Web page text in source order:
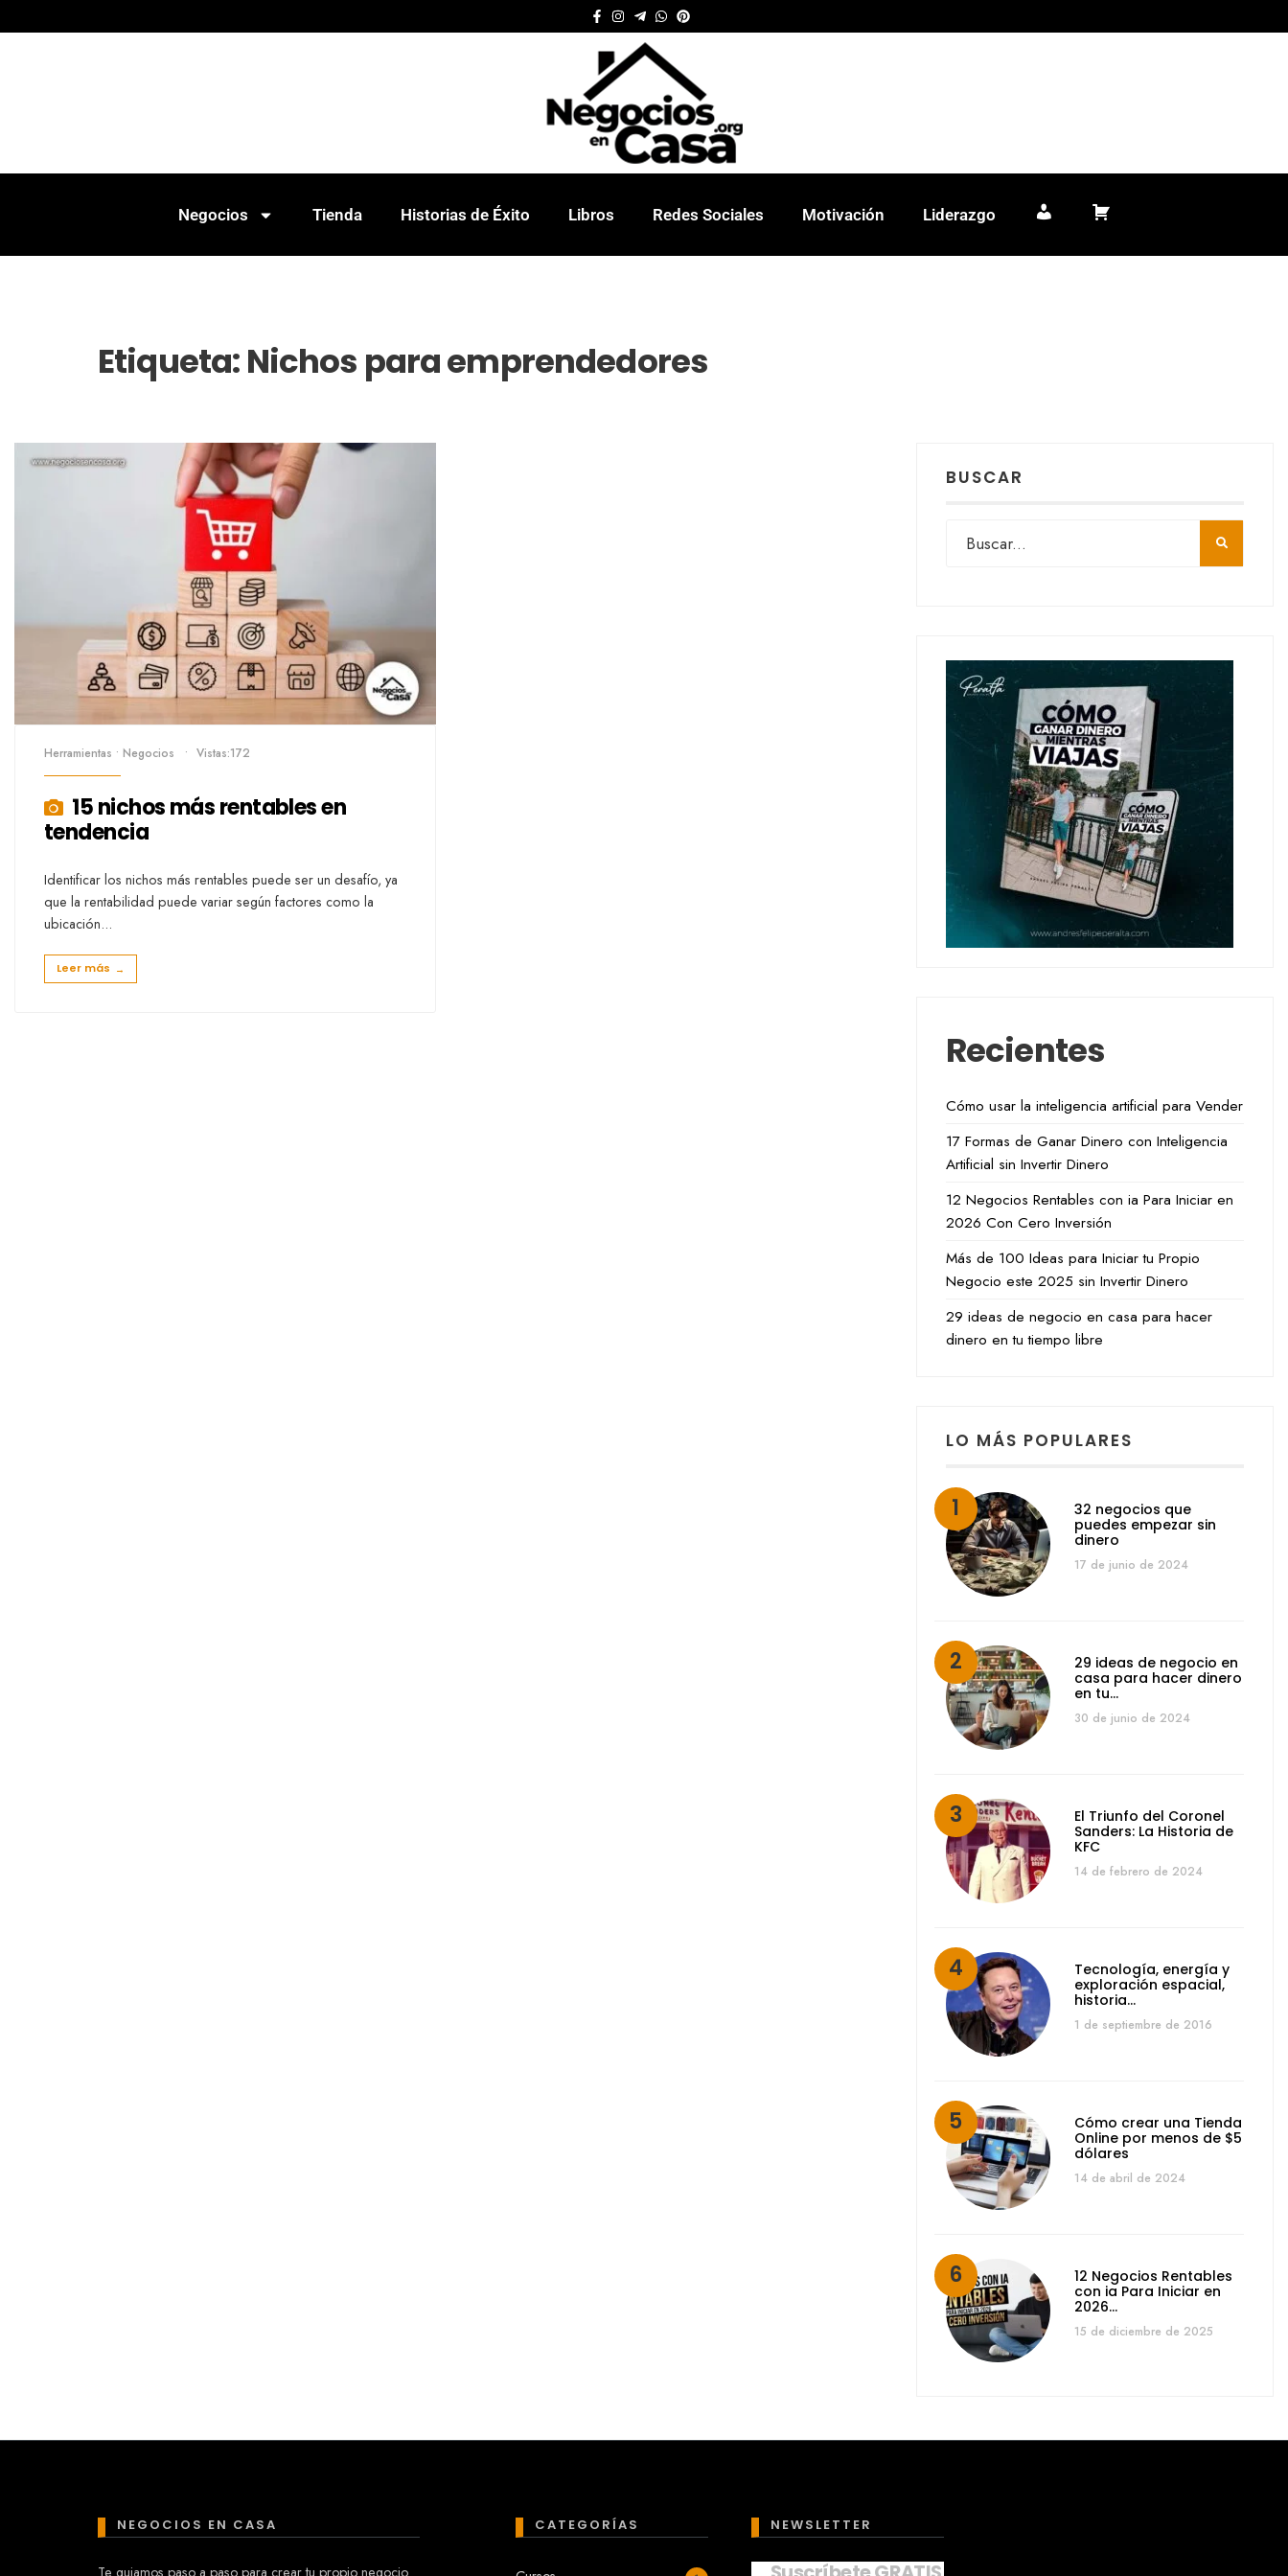
Negocios Tienda Historias de Éxito Libros Redes Sociales Motivación Liderazgo Mi cuentaCarrito
Etiqueta:Nichos para emprendedores
Herramientas • Negocios • Vistas:172
15 nichos más rentables en
tendencia
Identificar los nichos más rentables puede ser un desafío, ya
que la rentabilidad puede variar según factores como la
ubicación...
Leer más →
BUSCAR
Recientes
Cómo usar la inteligencia artificial para Vender
17 Formas de Ganar Dinero con Inteligencia
Artificial sin Invertir Dinero
12 Negocios Rentables con ia Para Iniciar en
2026 Con Cero Inversión
Más de 100 Ideas para Iniciar tu Propio
Negocio este 2025 sin Invertir Dinero
29 ideas de negocio en casa para hacer
dinero en tu tiempo libre
LO MÁS POPULARES
32 negocios que
puedes empezar sin
dinero
17 de junio de 2024
29 ideas de negocio en
casa para hacer dinero
en tu…
30 de junio de 2024
El Triunfo del Coronel
Sanders: La Historia de
KFC
14 de febrero de 2024
Tecnología, energía y
exploración espacial,
historia…
1 de septiembre de 2016
Cómo crear una Tienda
Online por menos de $5
dólares
14 de abril de 2024
12 Negocios Rentables
con ia Para Iniciar en
2026…
15 de diciembre de 2025
NEGOCIOS EN CASA CATEGORÍAS NEWSLETTER